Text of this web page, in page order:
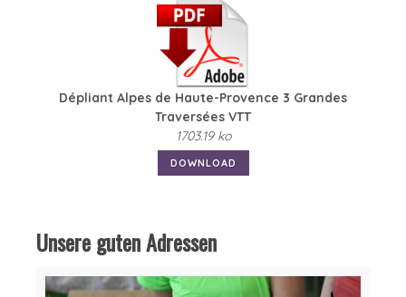
Dépliant Alpes de Haute-Provence 3 Grandes
Traversées VTT
1703.19 ko
DOWNLOAD
Unsere guten Adressen